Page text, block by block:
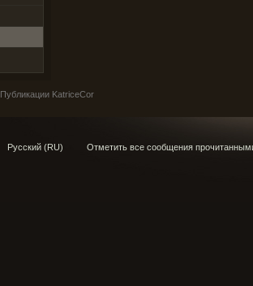
Публикации KatriceCor
Русский (RU) Отметить все сообщения